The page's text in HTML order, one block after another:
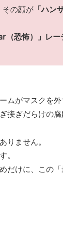
その顔が 「ハン
（恐怖）」レ
ムがマスクを外
接ぎだらけの
りません。
。
だけに、この